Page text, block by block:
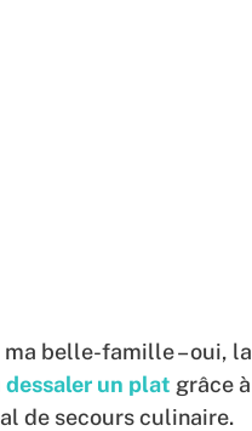
belle-famille – oui, la
dessaler un plat grâce à
de secours culinaire.